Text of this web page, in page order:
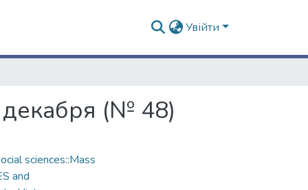
Увійти
декабря (№ 48)
sciences::Mass
and